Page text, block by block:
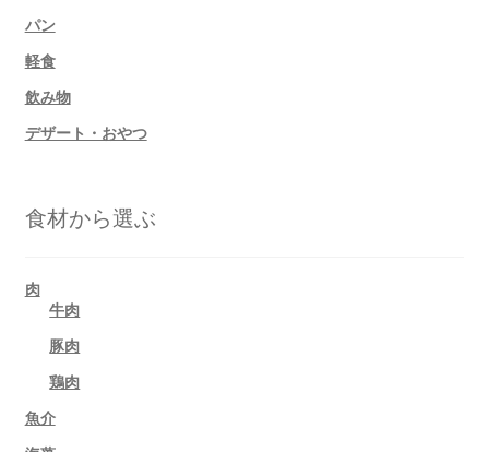
パン
軽食
飲み物
デザート・おやつ
食材から選ぶ
肉
牛肉
豚肉
鶏肉
魚介